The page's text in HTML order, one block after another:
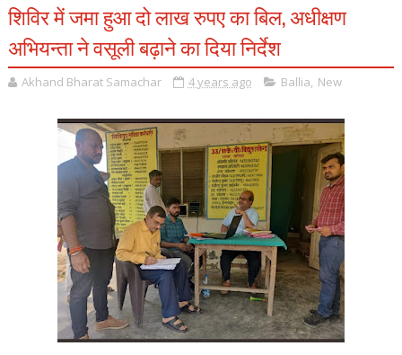
शिविर में जमा हुआ दो लाख रुपए का बिल, अधीक्षण
अभियन्ता ने वसूली बढ़ाने का दिया निर्देश
Akhand Bharat Samachar 4 years ago Ballia, New